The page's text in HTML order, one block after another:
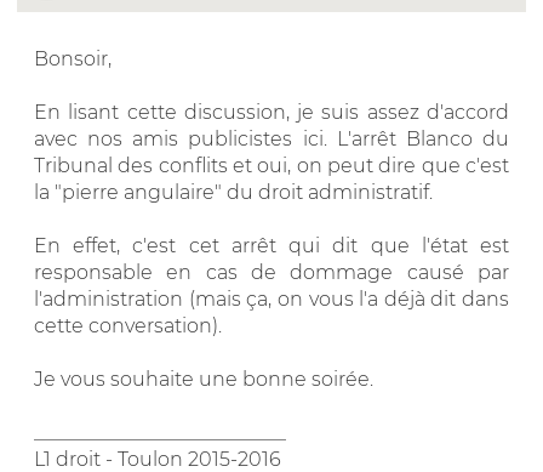
Bonsoir,
En lisant cette discussion, je suis assez d'accord
avec nos amis publicistes ici. L'arrêt Blanco du
Tribunal des conflits et oui, on peut dire que c'est
la "pierre angulaire" du droit administratif.
En effet, c'est cet arrêt qui dit que l'état est
responsable en cas de dommage causé par
l'administration (mais ça, on vous l'a déjà dit dans
cette conversation).
Je vous souhaite une bonne soirée.
L1 droit - Toulon 2015-2016